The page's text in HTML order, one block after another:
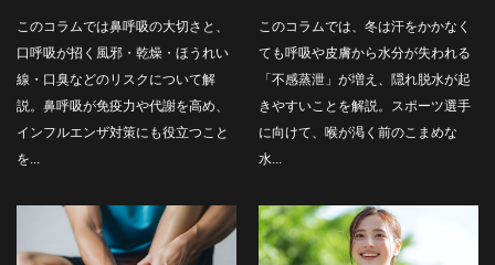
このコラムでは鼻呼吸の大切さと、
口呼吸が招く風邪・乾燥・ほうれい
線・口臭などのリスクについて解
説。鼻呼吸が免疫力や代謝を高め、
インフルエンザ対策にも役立つこと
を...
このコラムでは、冬は汗をかかなく
ても呼吸や皮膚から水分が失われる
「不感蒸泄」が増え、隠れ脱水が起
きやすいことを解説。スポーツ選手
に向けて、喉が渇く前のこまめな
水...